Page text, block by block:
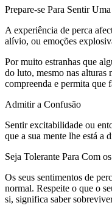
Prepare-se Para Sentir
A experiência de perca
alívio, ou emoções
Por muito estranhas que
do luto, mesmo nas alturas
compreenda e permita que
Admitir a Confusão
Sentir excitabilidade ou
que a sua mente lhe está a
Seja Tolerante Para Com
Os seus sentimentos de
normal. Respeite o que o
si, significa saber